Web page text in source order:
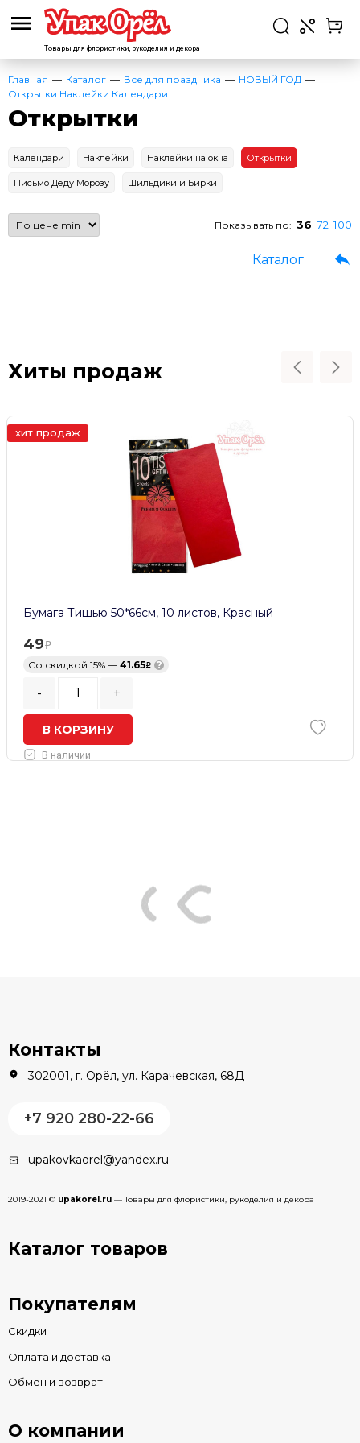
Товары для флористики, рукоделия и декора
Главная Каталог Все для праздника
НОВЫЙ ГОД
Открытки Наклейки Календари
Открытки
Календари Наклейки Наклейки на окна Открытки
Письмо Деду Морозу Шильдики и Бирки
Показывать по: 36 72 100
Каталог
Хиты продаж
хит продаж
Бумага Тишью 50*66см, 10 листов, Красный
49
Со скидкой 15% — 41.65 ?
- +
В КОРЗИНУ
В наличии
Контакты
302001, г. Орёл, ул. Карачевская, 68Д
+7 920 280-22-66
upakovkaorel@yandex.ru
2019-2021 © upakorel.ru — Товары для флористики, рукоделия и декора
Каталог товаров
Покупателям
Скидки
Оплата и доставка
Обмен и возврат
О компании